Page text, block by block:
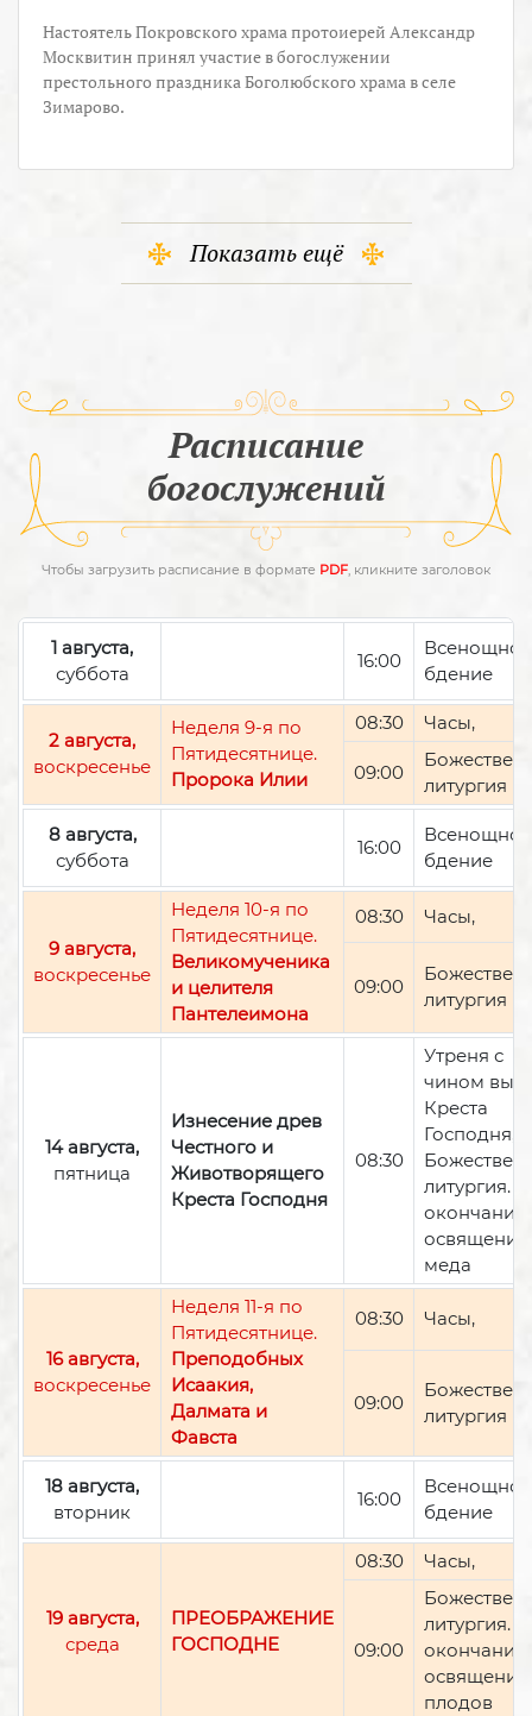
Настоятель Покровского храма протоиерей Александр
Москвитин принял участие в богослужении
престольного праздника Боголюбского храма в селе
Зимарово.
Показать ещё
Расписание
богослужений
Чтобы загрузить расписание в формате PDF, кликните заголовок
1 августа,
суббота
16:00
Всенощное
бдение
2 августа,
воскресенье
Неделя 9-я по
Пятидесятнице.
Пророка Илии
08:30 Часы,
09:00
литургия
8 августа,
суббота
16:00
Всенощное
бдение
9 августа,
воскресенье
Неделя 10-я по
Пятидесятнице.
Великомученика
и целителя
Пантелеимона
08:30 Часы,
09:00
литургия
14 августа,
пятница
Изнесение древ
Честного и
Животворящего
Креста Господня
08:30
Утреня с
чином
Креста
Господня,
литургия.
окончании
освящение
меда
16 августа,
воскресенье
Неделя 11-я по
Пятидесятнице.
Преподобных
Исаакия,
Далмата и
Фавста
08:30 Часы,
09:00
литургия
18 августа,
вторник
16:00
Всенощное
бдение
19 августа,
среда
ПРЕОБРАЖЕНИЕ
ГОСПОДНЕ
08:30 Часы,
09:00
литургия.
окончании
освящение
плодов